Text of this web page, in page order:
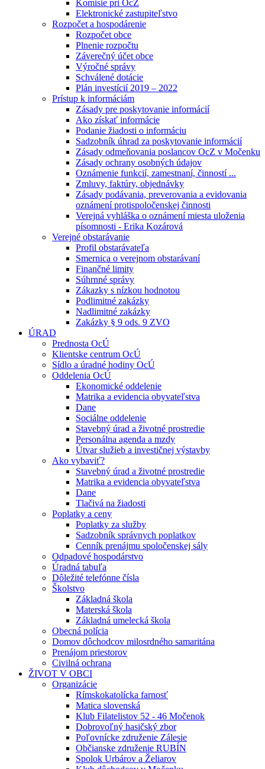
Komisie pri OcZ
Elektronické zastupiteľstvo
Rozpočet a hospodárenie
Rozpočet obce
Plnenie rozpočtu
Záverečný účet obce
Výročné správy
Schválené dotácie
Plán investícií 2019 – 2022
Prístup k informáciám
Zásady pre poskytovanie informácií
Ako získať informácie
Podanie žiadosti o informáciu
Sadzobník úhrad za poskytovanie informácií
Zásady odmeňovania poslancov OcZ v Močenku
Zásady ochrany osobných údajov
Oznámenie funkcií, zamestnaní, činností ...
Zmluvy, faktúry, objednávky
Zásady podávania, preverovania a evidovania
oznámení protispoločenskej činnosti
Verejná vyhláška o oznámení miesta uloženia
písomnosti - Erika Kozárová
Verejné obstarávanie
Profil obstarávateľa
Smernica o verejnom obstarávaní
Finančné limity
Súhrnné správy
Zákazky s nízkou hodnotou
Podlimitné zakázky
Nadlimitné zakázky
Zakázky § 9 ods. 9 ZVO
ÚRAD
Prednosta OcÚ
Klientske centrum OcÚ
Sídlo a úradné hodiny OcÚ
Oddelenia OcÚ
Ekonomické oddelenie
Matrika a evidencia obyvateľstva
Dane
Sociálne oddelenie
Stavebný úrad a životné prostredie
Personálna agenda a mzdy
Útvar služieb a investičnej výstavby
Ako vybaviť?
Stavebný úrad a životné prostredie
Matrika a evidencia obyvateľstva
Dane
Tlačivá na žiadosti
Poplatky a ceny
Poplatky za služby
Sadzobník správnych poplatkov
Cenník prenájmu spoločenskej sály
Odpadové hospodárstvo
Úradná tabuľa
Dôležité telefónne čísla
Školstvo
Základná škola
Materská škola
Základná umelecká škola
Obecná polícia
Domov dôchodcov milosrdného samaritána
Prenájom priestorov
Civilná ochrana
ŽIVOT V OBCI
Organizácie
Rímskokatolícka farnosť
Matica slovenská
Klub Filatelistov 52 - 46 Močenok
Dobrovoľný hasičský zbor
Poľovnícke združenie Zálesie
Občianske združenie RUBÍN
Spolok Urbárov a Želiarov